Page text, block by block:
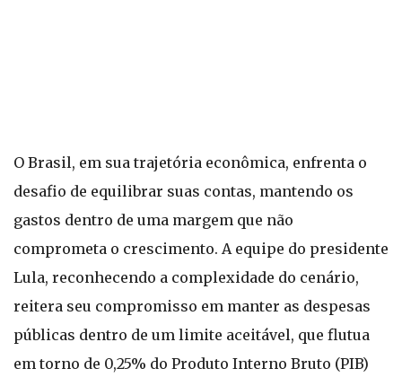
O Brasil, em sua trajetória econômica, enfrenta o
desafio de equilibrar suas contas, mantendo os
gastos dentro de uma margem que não
comprometa o crescimento. A equipe do presidente
Lula, reconhecendo a complexidade do cenário,
reitera seu compromisso em manter as despesas
públicas dentro de um limite aceitável, que flutua
em torno de 0,25% do Produto Interno Bruto (PIB)